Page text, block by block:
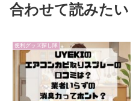
合わせて読みたい
便利グッズ探し隊